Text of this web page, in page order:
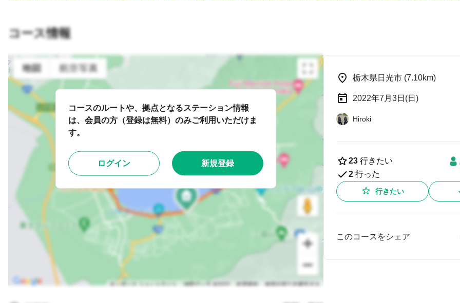
コース情報
コースのルートや、拠点となるステーション情報
は、会員の方（登録は無料）のみご利用いただけま
す。
ログイン 新規登録
栃木県日光市 (7.10km)
2022年7月3日(日)
Hiroki
23 行きたい
2 行った
行きたい
このコースをシェア